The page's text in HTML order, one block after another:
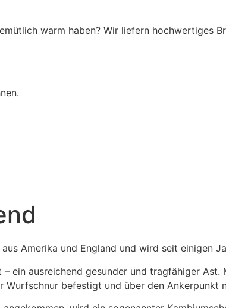
warm haben? Wir liefern hochwertiges
Amerika und England und wird seit einigen
ein ausreichend gesunder und tragfähiger
befestigt und über den Ankerpunkt